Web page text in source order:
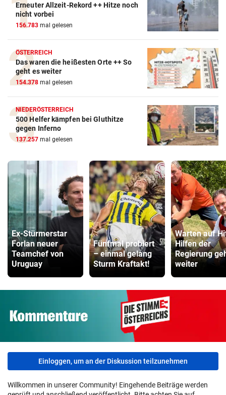
Erneuter Allzeit-Rekord ++ Hitze noch
nicht vorbei
156.783 mal gelesen
ÖSTERREICH
Das waren die heißesten Orte ++ So
geht es weiter
154.378 mal gelesen
NIEDERÖSTERREICH
500 Helfer kämpfen bei Gluthitze
gegen Inferno
137.257 mal gelesen
Ex-Stürmerstar
Forlan neuer
Teamchef von
Uruguay
Fünfmal probiert
– einmal gelang
Sturm Kraftakt!
Warten auf
Hilfen der
Regierung
weiter
Einloggen, um an der Diskussion teilzunehmen
Willkommen in unserer Community! Eingehende Beiträge werden